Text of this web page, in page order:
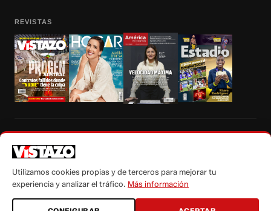
REVISTAS
autorización escrita de su titular, de todos los contenidos de Vistazo.com.
Utilizamos cookies propias y de terceros para mejorar tu
experiencia y analizar el tráfico. Más información